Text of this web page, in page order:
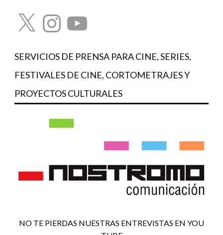
X InstagramYouTube
SERVICIOS DE PRENSA PARA CINE, SERIES,
FESTIVALES DE CINE, CORTOMETRAJES Y
PROYECTOS CULTURALES
NO TE PIERDAS NUESTRAS ENTREVISTAS EN YOU